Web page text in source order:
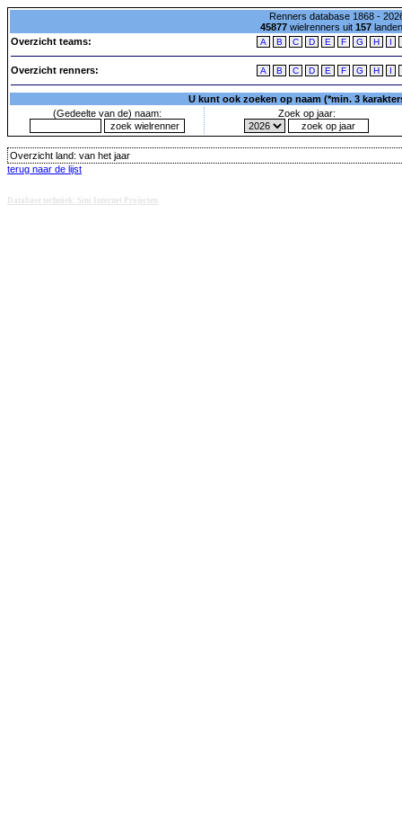
Renners database 1868 -
45877wielrenners uit 157
Overzicht teams:
A B C D E F G H I
Overzicht renners: A B C D E F G H I
U kunt ook zoeken op naam (*min. 3
(Gedeelte van de) naam:
Zoek op jaar:
Overzicht land: van het jaar
terug naar de lijst
Database techniek: Sini Internet Projecten